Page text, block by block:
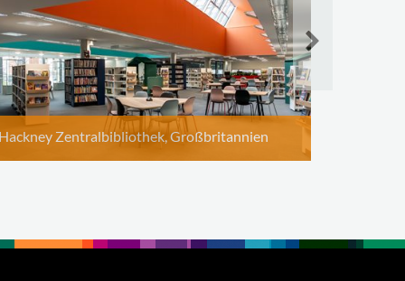
Hackney Zentralbibliothek, Großbritannien